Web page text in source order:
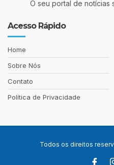
O seu portal de notícias
Acesso Rápido
Home
Sobre Nós
Contato
Política de Privacidade
Todos os direitos